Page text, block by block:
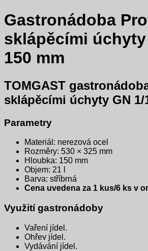
Gastronádoba
sklápěcími úchyty
150 mm
TOMGAST
sklápěcími úchyty GN 1/
Parametry
Materiál: nerezová ocel
Rozměry: 530 × 325 mm
Hloubka: 150 mm
Objem: 21 l
Barva: stříbrná
Cena uvedena za 1 kus/6 ks v
Využití gastronádoby
Vaření jídel.
Ohřev jídel.
Vydávání jídel.